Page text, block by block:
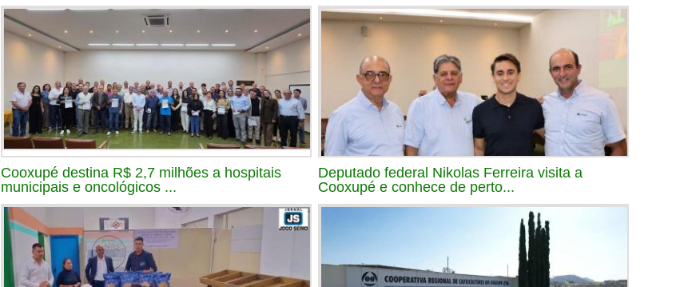
Cooxupé destina R$ 2,7 milhões a hospitais
municipais e oncológicos ...
Deputado federal Nikolas Ferreira visita a
Cooxupé e conhece de perto...